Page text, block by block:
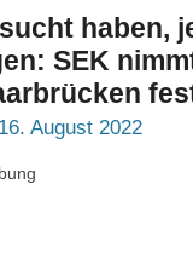
haben,
SEK
16. August 2022